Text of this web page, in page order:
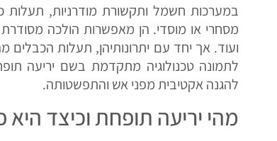
במערכות חשמל ותקשורת מודרניות,
מסחרי או מוסדי. הן מאפשרות הולכה
ועוד. אך יחד עם יתרונותיהן, תעלות
לתמונה טכנולוגיה מתקדמת בשם יריעה
להגנה אקטיבית מפני אש והתפשטותה.
מהי יריעה תופחת וכיצד היא